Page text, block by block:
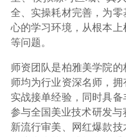
全、实操耗材完善，为
心的学习环境，从根本
等问题。
师资团队是柏雅美学院
师均为行业资深名师，
实战接单经验，同时具
参与全国美业技术研发
新流行审美、网红爆款